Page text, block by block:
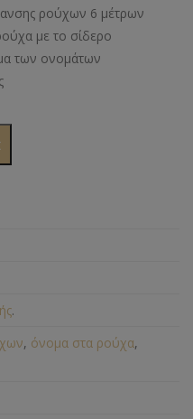
ρούχων 6 μέτρων
με το σίδερο
των ονομάτων
.
, όνομα στα ρούχα,